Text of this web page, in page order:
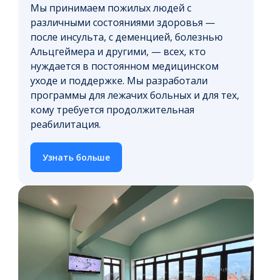
Мы принимаем пожилых людей с
различными состояниями здоровья —
после инсульта, с деменцией, болезнью
Альцгеймера и другими, — всех, кто
нуждается в постоянном медицинском
уходе и поддержке. Мы разработали
программы для лежачих больных и для тех,
кому требуется продолжительная
реабилитация.
Узнать больше